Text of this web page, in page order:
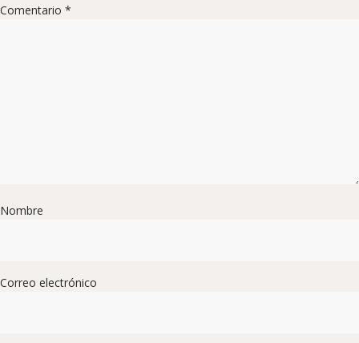
Comentario *
Nombre
Correo electrónico